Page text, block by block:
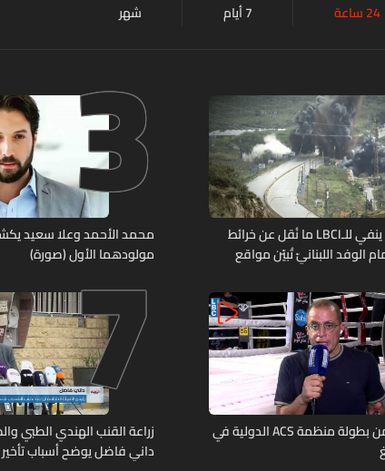
24 ساعة 7 أيام شهر
مصدر عسكريّ ينفي للـLBCI ما نُقل عن خرائط
الوفد اللبنانيّ تُبيّن مواقع
3
محمد الأحمد وعلا سعيد
مولودهما الأول (صورة)
الجولة الثانية من بطولة منظمة ACS الدولية في
7
زراعة القنب الهندي الطبي
داني فاضل يوضح أسباب